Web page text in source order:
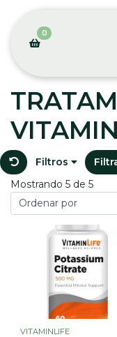
0
Filtros
Mostrando 5 de 5
VITAMINLIFE